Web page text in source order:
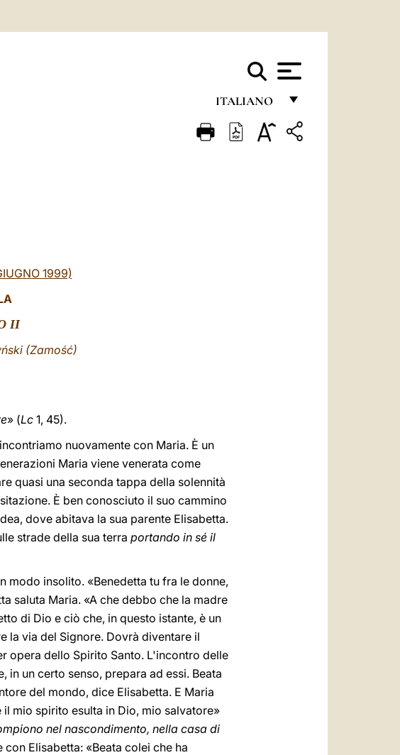
ITALIANO
FRANÇAIS
1999)
II
(Zamość)
» (Lc 1, 45).
nuovamente con Maria. È un
Maria viene venerata come
quasi una seconda tappa della solennità
È ben conosciuto il suo cammino
dove abitava la sua parente Elisabetta.
strade della sua terra portando in sé il
modo insolito. «Benedetta tu fra le donne,
saluta Maria. «A che debbo che la madre
di Dio e ciò che, in questo istante, è un
la via del Signore. Dovrà diventare il
opera dello Spirito Santo. L'incontro delle
un certo senso, prepara ad essi. Beata
del mondo, dice Elisabetta. E Maria
mio spirito esulta in Dio, mio salvatore»
nel nascondimento, nella casa di
Elisabetta: «Beata colei che ha